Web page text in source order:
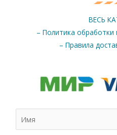
ВЕСЬ
– Политика
– Правила